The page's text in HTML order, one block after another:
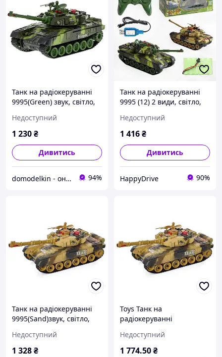
Танк на радіокеруванні
9995(Green) звук, світло,
Недоступний
1 230₴
Дивитись
domodelkin - онлайн маркет товарів для дому 94%
Танк на радіокеруванні
9995 (12) 2 види, світло,
Недоступний
1 416₴
Дивитись
HappyDrive 90%
Танк на радіокеруванні
9995(Sand)звук, світло,
Недоступний
1 328₴
Toys Танк на
радіокеруванні
рухома кабіна _Mal
Недоступний
1 774.50₴